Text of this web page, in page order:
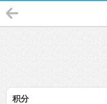
积分